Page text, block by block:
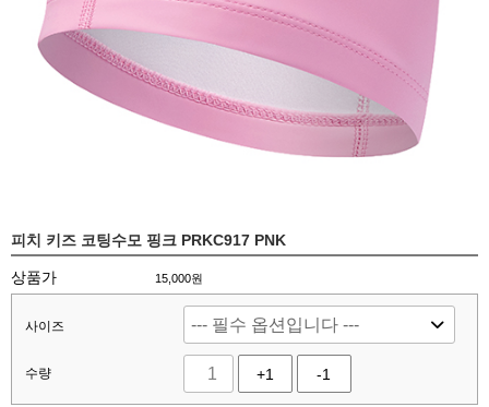
피치 키즈 코팅수모 핑크 PRKC917 PNK
상품가 15,000원
사이즈
수량 +1 -1